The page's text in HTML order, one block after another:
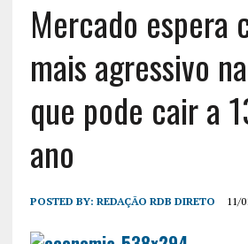
Mercado espera
mais agressivo
que pode cair a
ano
POSTED BY: REDAÇÃO RDB DIRETO 11/